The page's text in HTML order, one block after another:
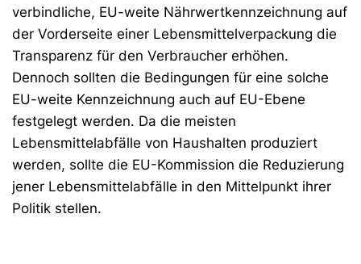
verbindliche, EU-weite Nährwertkennzeichnung auf
der Vorderseite einer Lebensmittelverpackung die
Transparenz für den Verbraucher erhöhen.
Dennoch sollten die Bedingungen für eine solche
EU-weite Kennzeichnung auch auf EU-Ebene
festgelegt werden. Da die meisten
Lebensmittelabfälle von Haushalten produziert
werden, sollte die EU-Kommission die Reduzierung
jener Lebensmittelabfälle in den Mittelpunkt ihrer
Politik stellen.